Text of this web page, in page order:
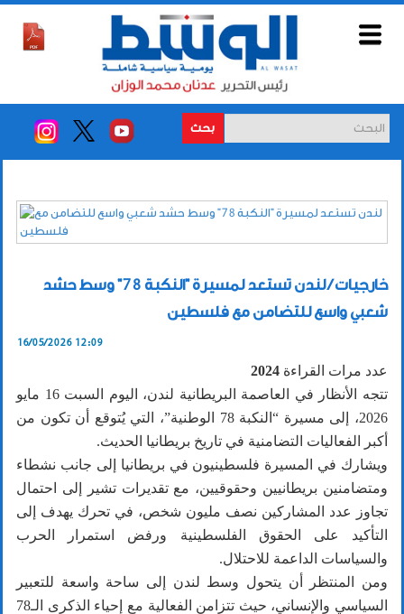
بحث
خارجيات / لندن تستعد لمسيرة "النكبة 78" وسط حشد
شعبي واسع للتضامن مع فلسطين
16/05/2026 12:09
عدد مرات القراءة 2024
تتجه الأنظار في العاصمة البريطانية لندن، اليوم السبت 16 مايو
2026، إلى مسيرة “النكبة 78 الوطنية”، التي يُتوقع أن تكون من
أكبر الفعاليات التضامنية في تاريخ بريطانيا الحديث.
ويشارك في المسيرة فلسطينيون في بريطانيا إلى جانب نشطاء
ومتضامنين بريطانيين وحقوقيين، مع تقديرات تشير إلى احتمال
تجاوز عدد المشاركين نصف مليون شخص، في تحرك يهدف إلى
التأكيد على الحقوق الفلسطينية ورفض استمرار الحرب
والسياسات الداعمة للاحتلال.
ومن المنتظر أن يتحول وسط لندن إلى ساحة واسعة للتعبير
السياسي والإنساني، حيث تتزامن الفعالية مع إحياء الذكرى الـ78